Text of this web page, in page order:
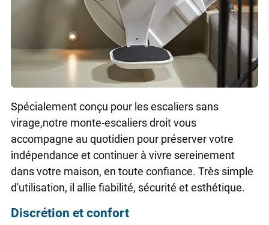
Spécialement conçu pour les escaliers sans
virage,notre monte-escaliers droit vous
accompagne au quotidien pour préserver votre
indépendance et continuer à vivre sereinement
dans votre maison, en toute confiance. Très simple
d'utilisation, il allie fiabilité, sécurité et esthétique.
Discrétion et confort